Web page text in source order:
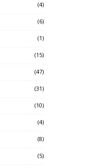
(4)
(6)
(1)
(15)
(47)
(31)
(10)
(4)
(8)
(5)